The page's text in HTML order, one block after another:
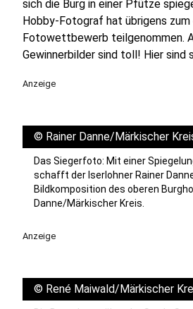
sich die Burg in einer Pfütze
Hobby-Fotograf hat übrigens
Fotowettbewerb teilgenommen.
Gewinnerbilder sind toll! Hier sind
Anzeige
© Rainer Danne/Märkischer
Das Siegerfoto: Mit einer
schafft der Iserlohner Rainer
Bildkomposition des oberen
Danne/Märkischer Kreis.
Anzeige
© René Maiwald/Märkischer